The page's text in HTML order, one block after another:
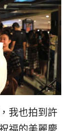
我也拍到許